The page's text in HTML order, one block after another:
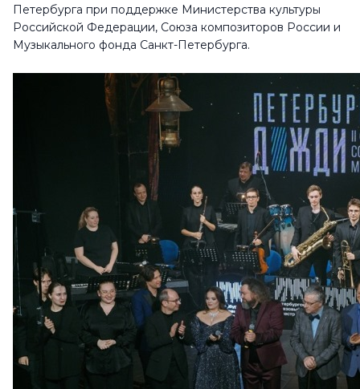
Петербурга при поддержке Министерства культуры
Российской Федерации, Союза композиторов России и
Музыкального фонда Санкт-Петербурга.